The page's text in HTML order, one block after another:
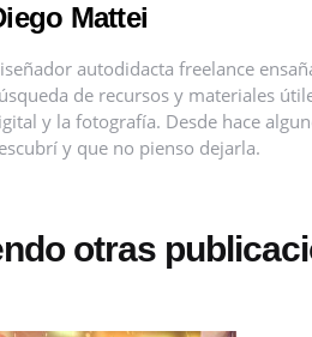
Mattei
autodidacta freelance
de recursos y materiales
y la fotografía. Desde hace
y que no pienso dejarla.
otras